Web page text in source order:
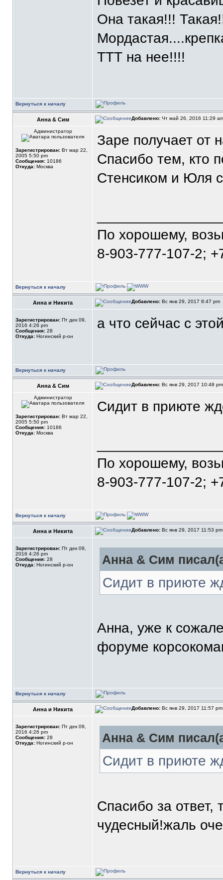
Она такая!!!
ТТТ на нее!!!!
Вернуться к началу
Анна & Сим Добавлено: Чт май 26, 2016 11:29
Администратор
Зарегистрирован: Вт мар 22,
2005 5:50 pm
Сообщения: 10186
Откуда: Москва
Заре получает от
Спасибо тем, кто
Стенсиком и Юля
По хорошему,
8-903-777-107-2;
Вернуться к началу
Анна и Никита Добавлено: Вс янв 29, 2017 8:47 pm
Зарегистрирован: Пт дек 09,
2016 4:26 pm
Сообщения: 28
Откуда: Ногинский р-он
а что сейчас с
Вернуться к началу
Анна & Сим Добавлено: Вс янв 29, 2017 10:48
Администратор
Зарегистрирован: Вт мар 22,
2005 5:50 pm
Сообщения: 10186
Откуда: Москва
Сидит в приюте
По хорошему,
8-903-777-107-2;
Вернуться к началу
Анна и Никита Добавлено: Вс янв 29, 2017 11:53
Зарегистрирован: Пт дек 09,
2016 4:26 pm
Сообщения: 28
Откуда: Ногинский р-он Анна & Сим
Сидит в приюте
Анна, уже к
форуме
Вернуться к началу
Анна и Никита Добавлено: Вс янв 29, 2017 11:57
Зарегистрирован: Пт дек 09,
2016 4:26 pm
Сообщения: 28
Откуда: Ногинский р-он Анна & Сим
Сидит в приюте
Спасибо за ответ,
чудесный!жаль
Вернуться к началу